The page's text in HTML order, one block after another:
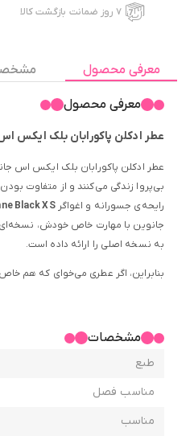
۷ روز ضمانت بازگشت کالا
معرفی محصول
معرفی محصول
عطر ادکلن پاکورابان بلک ایکس اس
عطر ادکلن پاکورابان بلک ایکس اس
بی‌پروا زندگی می‌کنند و از متفاوت بودن
رایحه‌ی جسورانه و اغواگرBlack XS
جانوین با مهارت خاص خودش، نسخه‌ای
به نسخه اصلی را ارائه داده است.
بنابراین، اگر عطری می‌خوای که هم
در نتیجه، این ادکلن مخصوص
منحصر‌به‌فردشون، حس قدرت، آزادی و
همراه قابل‌اعتماد تو باشه.
علاوه بر این، قیمت اقتصادی این عطر
مشخصات
طبع
مناسب فصل
مناسب